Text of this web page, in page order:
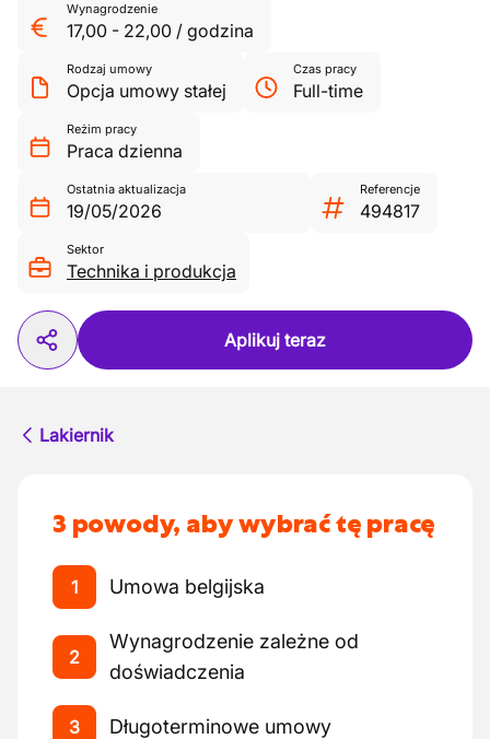
Wynagrodzenie
17,00 - 22,00 / godzina
Rodzaj umowy
Opcja umowy stałej
Czas pracy
Full-time
Reżim pracy
Praca dzienna
Ostatnia aktualizacja
19/05/2026
Referencje
494817
Sektor
Technika i produkcja
Aplikuj teraz
Lakiernik
3 powody, aby wybrać tę pracę
1 Umowa belgijska
2
Wynagrodzenie zależne od
doświadczenia
3 Długoterminowe umowy